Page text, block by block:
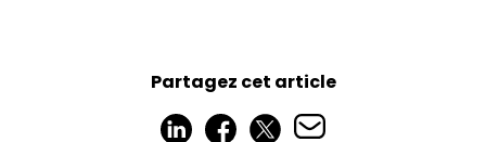
Partagez cet article